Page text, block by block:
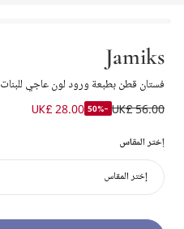
Jamiks
فستان قطن بطبعة ورود لون عاجي للبنات
UK£ 56.00
-50%
UK£ 28.00
إختر المقاس
إختر المقاس